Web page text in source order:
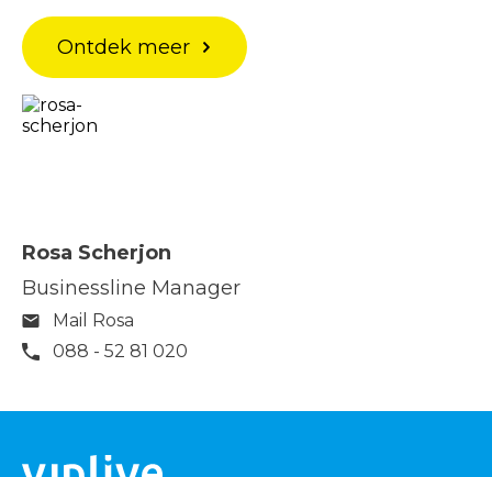
Ontdek meer
Rosa Scherjon
Businessline Manager
Mail Rosa
088 - 52 81 020